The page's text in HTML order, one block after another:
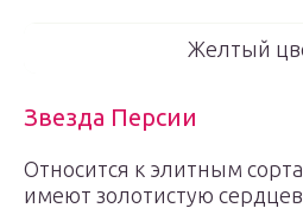
Желтый
Звезда Персии
Относится к элитным
имеют золотистую